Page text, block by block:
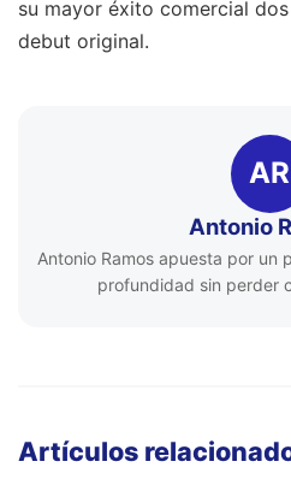
su mayor éxito comercial
debut original.
AR
Antonio
Antonio Ramos apuesta por un
profundidad sin perder
Artículos